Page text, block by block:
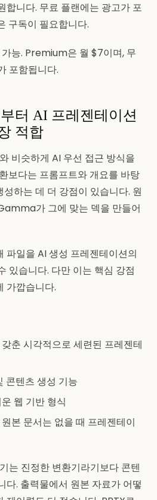
합니다. 무료 플랜에는 광고가 포
구독이 필요합니다.
능. Premium은 월 $7이며, 무
포함됩니다.
터 AI 프레젠테이션
적합
비슷하게 AI 우선 접근 방식을
보다는 프롬프트와 개요를 바탕
하는 데 더 강점이 있습니다. 원
가 그에 맞는 덱을 만들어
파일을 AI 생성 프레젠테이션의
있습니다. 다만 이는 핵심 강점
가깝습니다.
춘 시각적으로 세련된 프레젠테
콘텐츠 생성 기능
웹 기반 형식
본 문서는 없을 때 프레젠테이
는 진정한 변환기라기보다 콘텐
다. 출력물에서 원본 자료가 어떻